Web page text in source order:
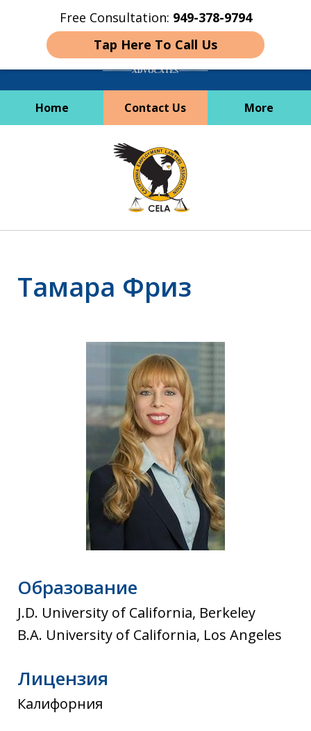
Free Consultation: 949-378-9794
Tap Here To Call Us
Home Contact Us More
Employees Deserve
Better
Тамара Фриз
Oбразование
J.D. University of California, Berkeley
B.A. University of California, Los Angeles
Лицензия
Калифорния